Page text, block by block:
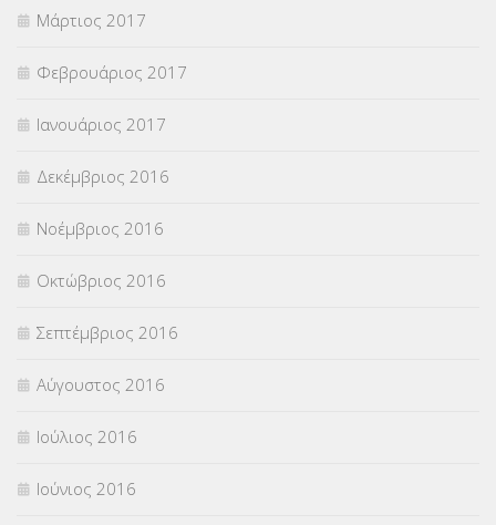
Μάρτιος 2017
Φεβρουάριος 2017
Ιανουάριος 2017
Δεκέμβριος 2016
Νοέμβριος 2016
Οκτώβριος 2016
Σεπτέμβριος 2016
Αύγουστος 2016
Ιούλιος 2016
Ιούνιος 2016